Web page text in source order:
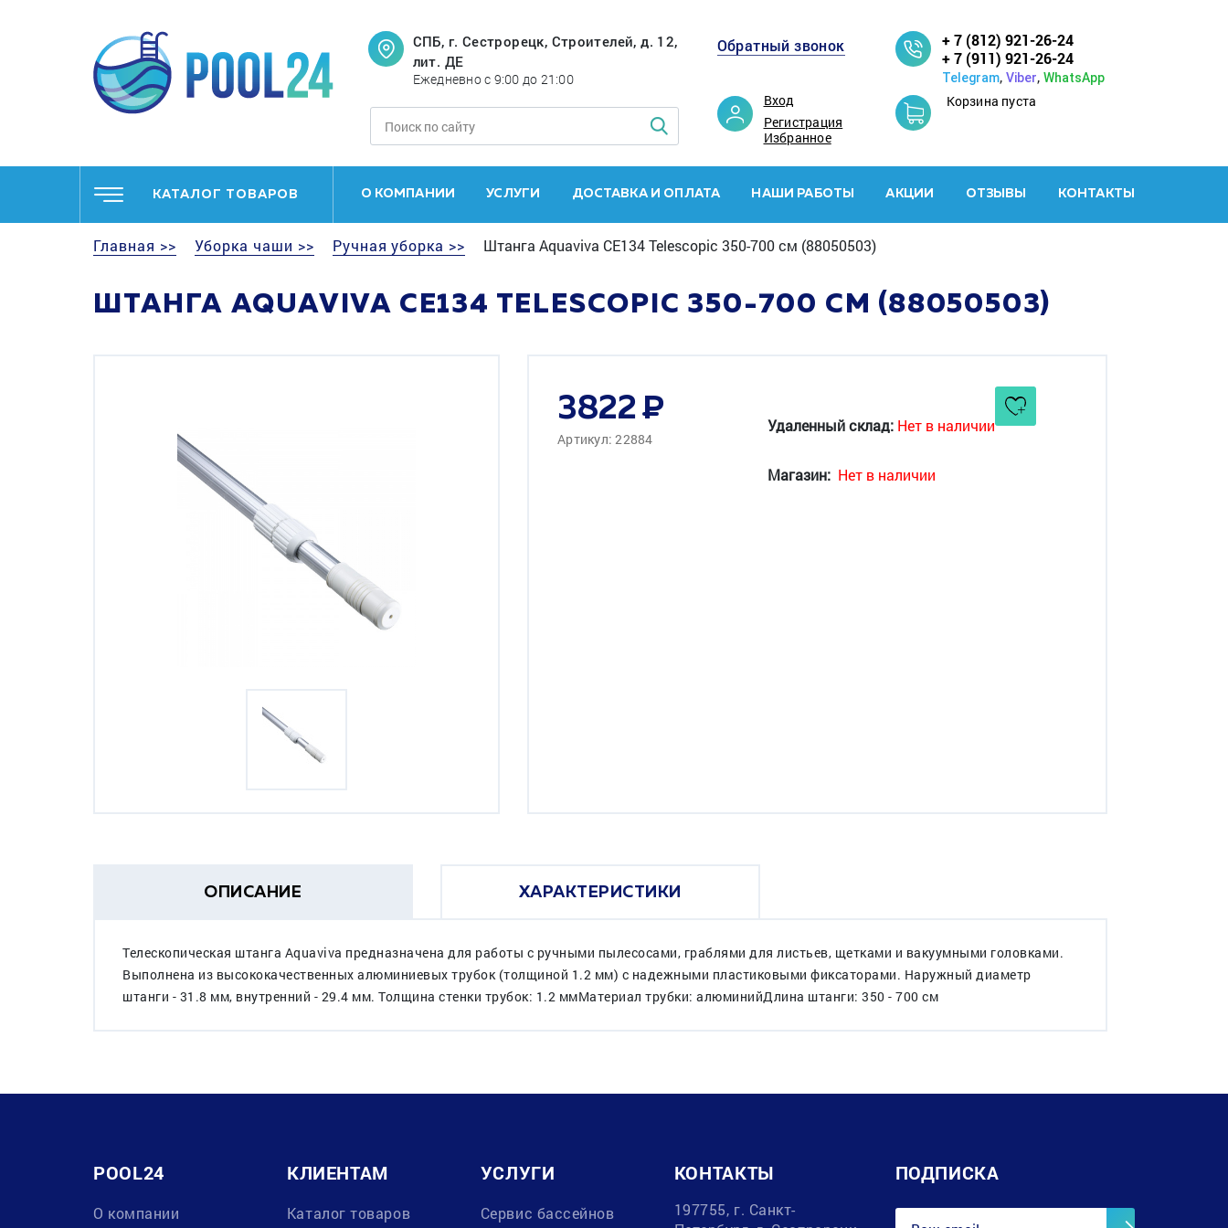
СПБ, г. Сестрорецк, Строителей, д. 12,
лит. ДЕ
Ежедневно с 9:00 до 21:00
Обратный звонок
Вход
Регистрация
Избранное
+ 7 (812) 921-26-24
+ 7 (911) 921-26-24
Telegram, Viber, WhatsApp
Корзина пуста
КАТАЛОГ ТОВАРОВ О КОМПАНИИ УСЛУГИ ДОСТАВКА И ОПЛАТА НАШИ РАБОТЫ АКЦИИ ОТЗЫВЫ КОНТАКТЫ
Главная >> Уборка чаши >> Ручная уборка >> Штанга Aquaviva CE134 Telescopic 350-700 см (88050503)
ШТАНГА AQUAVIVA CE134 TELESCOPIC 350-700 СМ (88050503)
3822
Артикул: 22884
Удаленный склад: Нет в наличии
Магазин: Нет в наличии
ОПИСАНИЕ ХАРАКТЕРИСТИКИ
Телескопическая штанга Aquaviva предназначена для работы с ручными пылесосами, граблями для листьев, щетками и вакуумными головками.
Выполнена из высококачественных алюминиевых трубок (толщиной 1.2 мм) с надежными пластиковыми фиксаторами. Наружный диаметр
штанги - 31.8 мм, внутренний - 29.4 мм. Толщина стенки трубок: 1.2 ммМатериал трубки: алюминийДлина штанги: 350 - 700 см
POOL24
О компании
КЛИЕНТАМ
Каталог товаров
УСЛУГИ
Сервис бассейнов
КОНТАКТЫ
197755, г. Санкт-
ПОДПИСКА